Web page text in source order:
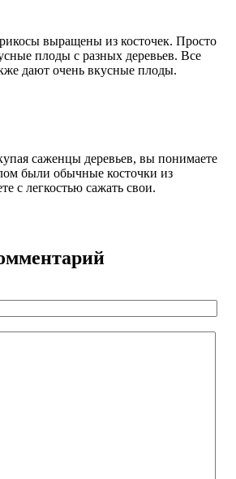
выращены из косточек. Просто
плоды с разных деревьев. Все
дают очень вкусные плоды.
саженцы деревьев, вы понимаете
были обычные косточки из
с легкостью сажать свои.